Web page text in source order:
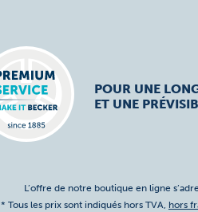
POUR UNE
ET UNE
L’offre de notre boutique en ligne
* Tous les prix sont indiqués hors TVA, hors